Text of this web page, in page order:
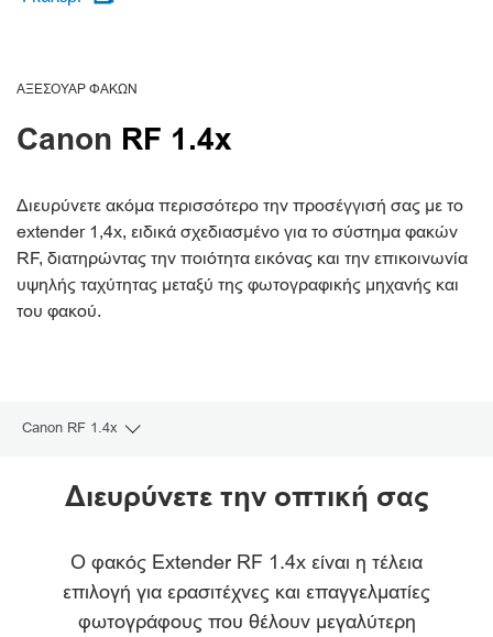
ΑΞΕΣΟΥΆΡ ΦΑΚΏΝ
Canon RF 1.4x
Διευρύνετε ακόμα περισσότερο την προσέγγισή σας με το
extender 1,4x, ειδικά σχεδιασμένο για το σύστημα φακών
RF, διατηρώντας την ποιότητα εικόνας και την επικοινωνία
υψηλής ταχύτητας μεταξύ της φωτογραφικής μηχανής και
του φακού.
Canon RF 1.4x
Toggle breadcrumbs
ΕπισκόπησηΔιευρύνετε την οπτική σας
Ο φακός Extender RF 1.4x είναι η τέλεια
επιλογή για ερασιτέχνες και επαγγελματίες
φωτογράφους που θέλουν μεγαλύτερη